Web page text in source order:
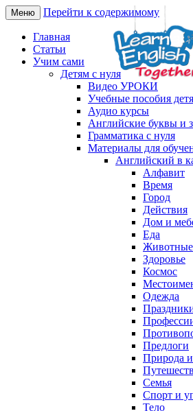
Английский язык
изучаем вместе
Меню Перейти к содержимому
Главная
Статьи
Учим сами
Детям с нуля
Видео УРОКИ
Учебные пособия
Аудио курсы
Английские буквы и
Грамматика с нуля
Материалы для
Английский в
Алфавит
Время
Город
Действия
Дом и
Еда
Животные
Здоровье
Космос
Одежда
Предлоги
Природа
Семья
Спорт и
Тело